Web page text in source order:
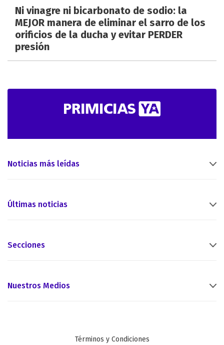
Ni vinagre ni bicarbonato de sodio: la
MEJOR manera de eliminar el sarro de los
orificios de la ducha y evitar PERDER
presión
Noticias más leídas
Últimas noticias
Secciones
Nuestros Medios
Términos y Condiciones